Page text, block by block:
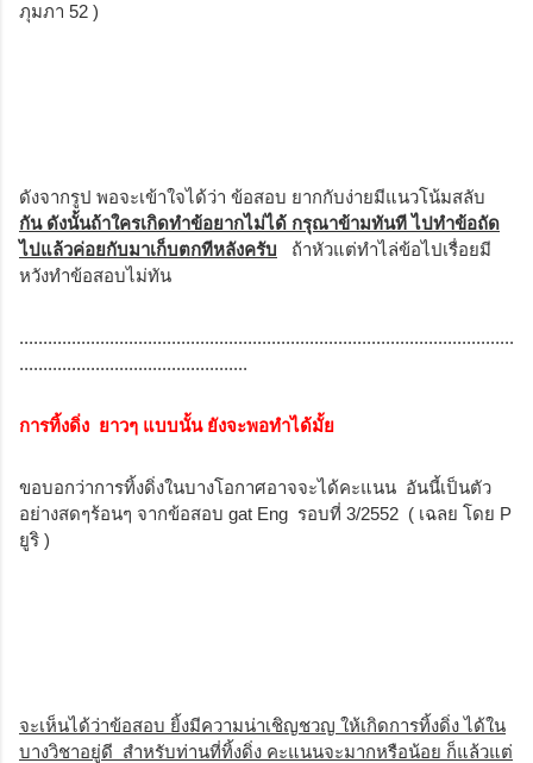
ภุมภา 52 )
ดังจากรูป พอจะเข้าใจได้ว่า ข้อสอบ ยากกับง่ายมีแนวโน้มสลับ
กัน ดังนั้นถ้าใครเกิดทำข้อยากไม่ได้ กรุณาข้ามทันที ไปทำข้อถัด
ไปแล้วค่อยกับมาเก็บตกทีหลังครับ ถ้าหัวแต่ทำไล่ข้อไปเรื่อยมี
หวังทำข้อสอบไม่ทัน
........................................................................................................
................................................
การทิ้งดิ่ง ยาวๆ แบบนั้น ยังจะพอทำได้มั้ย
ขอบอกว่าการทิ้งดิ่งในบางโอกาศอาจจะได้คะแนน อันนี้เป็นตัว
อย่างสดๆร้อนๆ จากข้อสอบ gat Eng รอบที่ 3/2552 ( เฉลย โดย P
ยูริ )
จะเห็นได้ว่าข้อสอบ ยิ้งมีความน่าเชิญชวญ ให้เกิดการทิ้งดิ่ง ได้ใน
บางวิชาอยู่ดี สำหรับท่านที่ทิ้งดิ่ง คะแนนจะมากหรือน้อย ก็แล้วแต่